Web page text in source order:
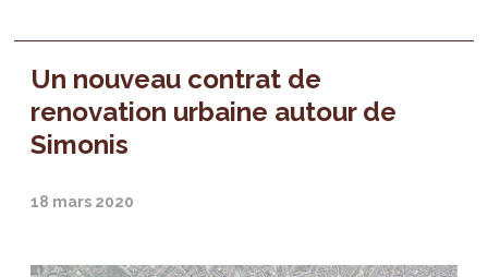
Un nouveau contrat de
renovation urbaine autour de
Simonis
18 mars 2020